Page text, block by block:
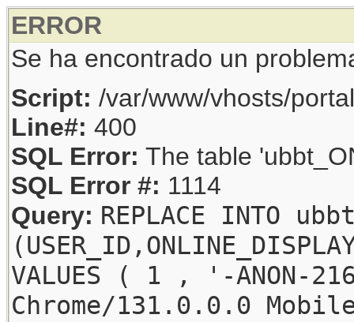
ERROR
Se ha encontrado un
Script: /var/www/vhosts/
Line#: 400
SQL Error: The table
SQL Error #: 1114
Query: REPLACE INTO
VALUES ( 1 , '-
Chrome/131.0.0.0